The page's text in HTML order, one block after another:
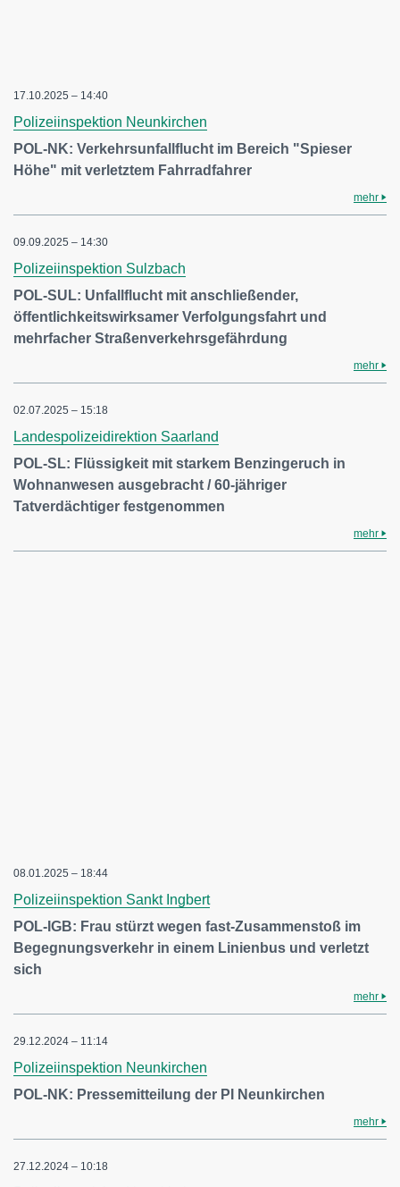
17.10.2025 – 14:40
Polizeiinspektion Neunkirchen
POL-NK: Verkehrsunfallflucht im Bereich "Spieser
Höhe" mit verletztem Fahrradfahrer
mehr
09.09.2025 – 14:30
Polizeiinspektion Sulzbach
POL-SUL: Unfallflucht mit anschließender,
öffentlichkeitswirksamer Verfolgungsfahrt und
mehrfacher Straßenverkehrsgefährdung
mehr
02.07.2025 – 15:18
Landespolizeidirektion Saarland
POL-SL: Flüssigkeit mit starkem Benzingeruch in
Wohnanwesen ausgebracht / 60-jähriger
Tatverdächtiger festgenommen
mehr
08.01.2025 – 18:44
Polizeiinspektion Sankt Ingbert
POL-IGB: Frau stürzt wegen fast-Zusammenstoß im
Begegnungsverkehr in einem Linienbus und verletzt
sich
mehr
29.12.2024 – 11:14
Polizeiinspektion Neunkirchen
POL-NK: Pressemitteilung der PI Neunkirchen
mehr
27.12.2024 – 10:18